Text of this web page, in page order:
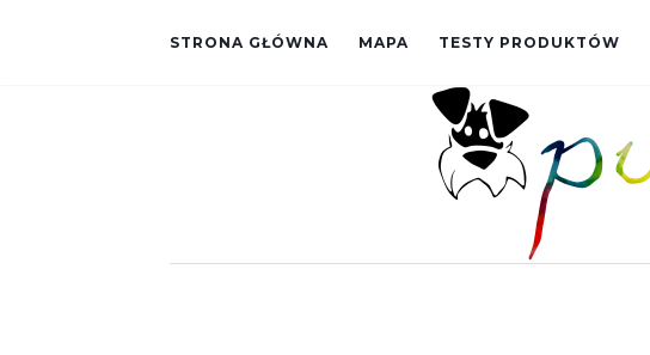
STRONA GŁÓWNA MAPA TESTY PRODUKTÓW